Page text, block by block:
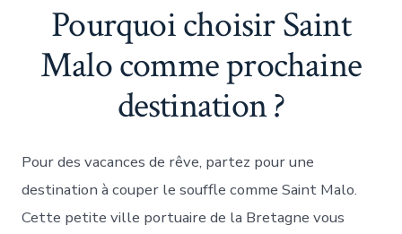
Pourquoi choisir Saint
Malo comme prochaine
destination ?
Pour des vacances de rêve, partez pour une
destination à couper le souffle comme Saint Malo.
Cette petite ville portuaire de la Bretagne vous